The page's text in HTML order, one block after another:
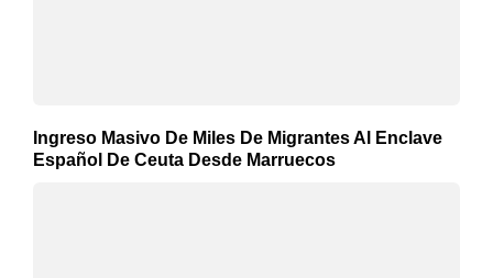
Ingreso Masivo De Miles De Migrantes Al Enclave
Español De Ceuta Desde Marruecos